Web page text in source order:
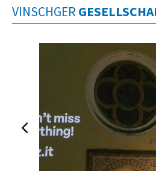
VINSCHGER